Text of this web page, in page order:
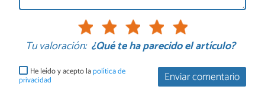
Tu valoración: ¿Qué te ha parecido el artículo?
Enviar comentario
He leído y acepto lapolítica de
privacidad